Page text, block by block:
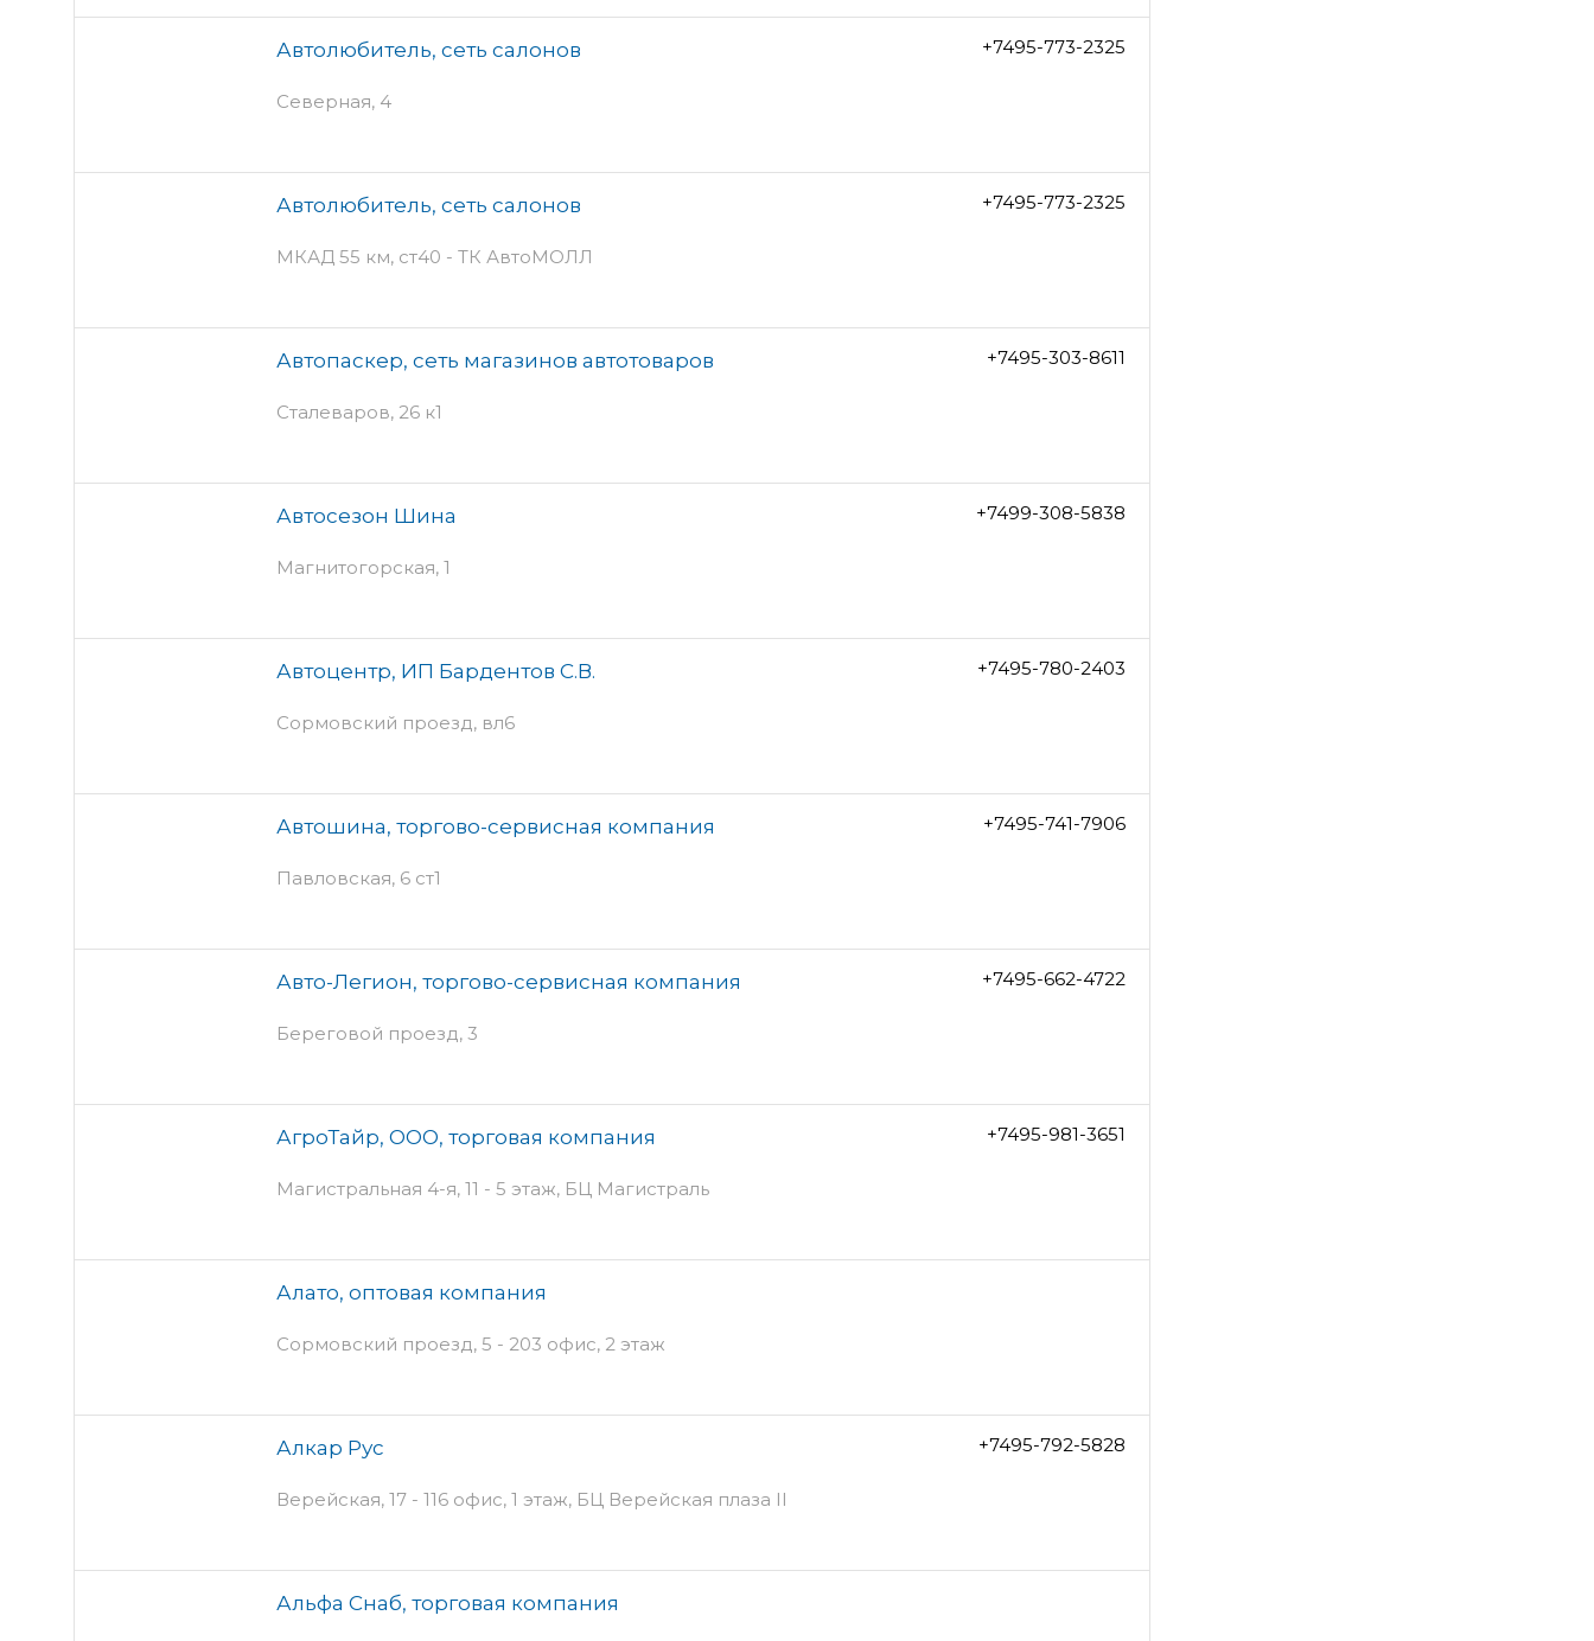
Автолюбитель, сеть салонов
Северная, 4
+7495-773-2325
Автолюбитель, сеть салонов
МКАД 55 км, ст40 - ТК АвтоМОЛЛ
+7495-773-2325
Автопаскер, сеть магазинов автотоваров
Сталеваров, 26 к1
+7495-303-8611
Автосезон Шина
Магнитогорская, 1
+7499-308-5838
Автоцентр, ИП Бардентов С.В.
Сормовский проезд, вл6
+7495-780-2403
Автошина, торгово-сервисная компания
Павловская, 6 ст1
+7495-741-7906
Авто-Легион, торгово-сервисная компания
Береговой проезд, 3
+7495-662-4722
АгроТайр, ООО, торговая компания
Магистральная 4-я, 11 - 5 этаж, БЦ Магистраль
+7495-981-3651
Алато, оптовая компания
Сормовский проезд, 5 - 203 офис, 2 этаж
Алкар Рус
Верейская, 17 - 116 офис, 1 этаж, БЦ Верейская плаза II
+7495-792-5828
Альфа Снаб, торговая компания